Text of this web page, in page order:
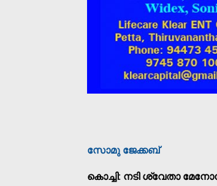
സോമു ജേക്കബ്
കൊച്ചി: നടി ശ്വേതാ